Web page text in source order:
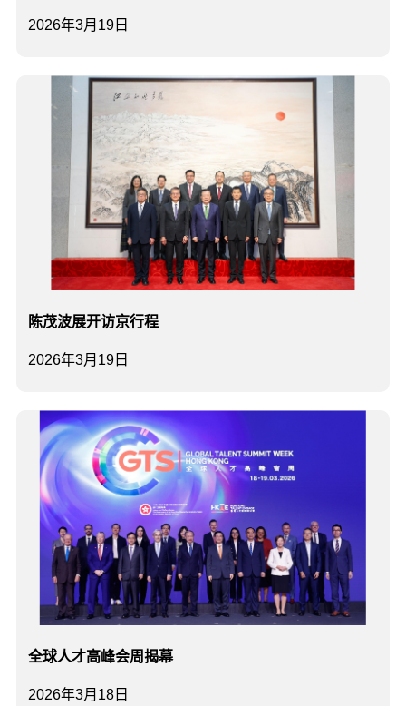
2026年3月19日
2026年3月19日
陈茂波展开访京行程
2026年3月18日
全球人才高峰会周揭幕